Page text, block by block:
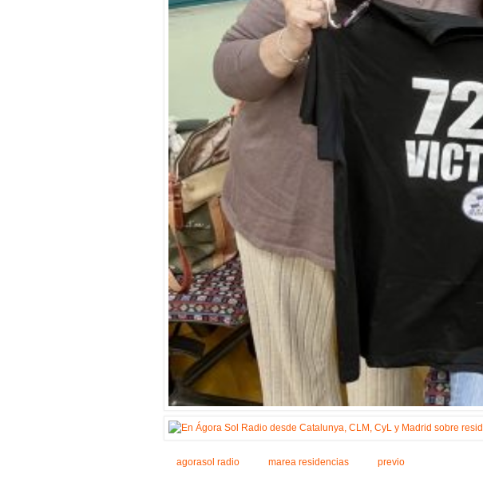
agorasol radio marea residencias previo